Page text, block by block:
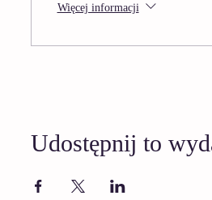
Więcej informacji
Udostępnij to